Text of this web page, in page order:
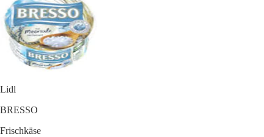
Lidl
BRESSO
Frischkäse